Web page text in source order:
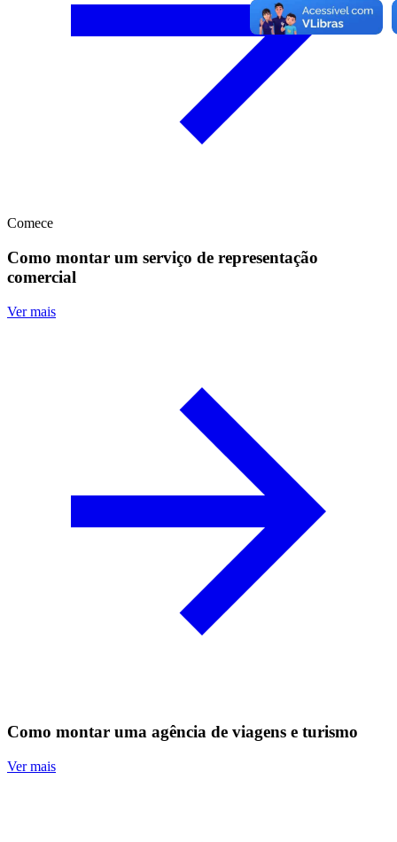
Comece
Como montar um serviço de representação
comercial
Ver mais
Como montar uma agência de viagens e turismo
Ver mais